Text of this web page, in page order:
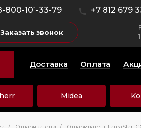
800-101-33-79 +7 812 679
Заказать звонок
Доставка Оплата
Midea
/ Отпариватели / Отпариватель LauraStar